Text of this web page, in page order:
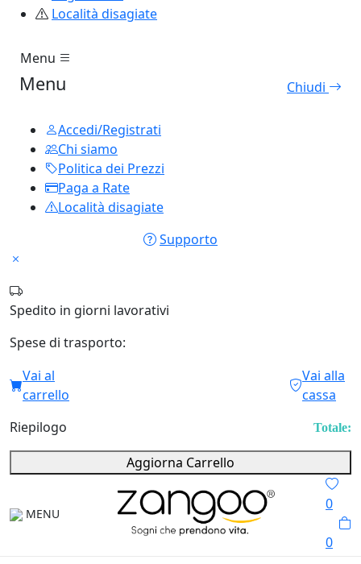
Località disagiate
Menu
Menu Chiudi
Accedi/Registrati
Chi siamo
Politica dei Prezzi
Paga a Rate
Località disagiate
Supporto
Spedito in giorni lavorativi
Spese di trasporto:
Vai al
carrello
Vai alla
cassa
Riepilogo
Totale:
Aggiorna Carrello
MENU
0
0